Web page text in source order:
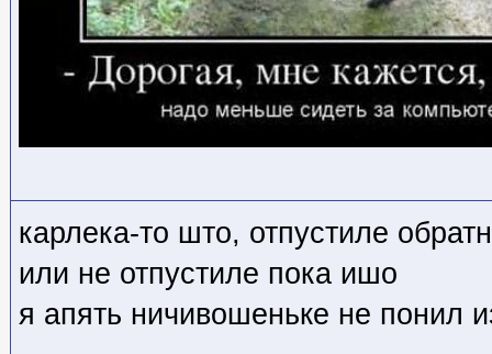
карлека-то што, отпустиле
или не отпустиле пока ишо
я апять ничивошеньке не понил